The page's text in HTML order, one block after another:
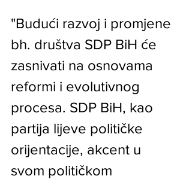
"Budući razvoj i promjene
bh. društva SDP BiH će
zasnivati na osnovama
reformi i evolutivnog
procesa. SDP BiH, kao
partija lijeve političke
orijentacije, akcent u
svom političkom